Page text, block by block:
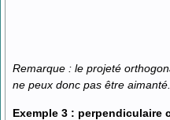
Remarque : le projeté
ne peux donc pas être aimanté.
Exemple 3 : perpendiculaire